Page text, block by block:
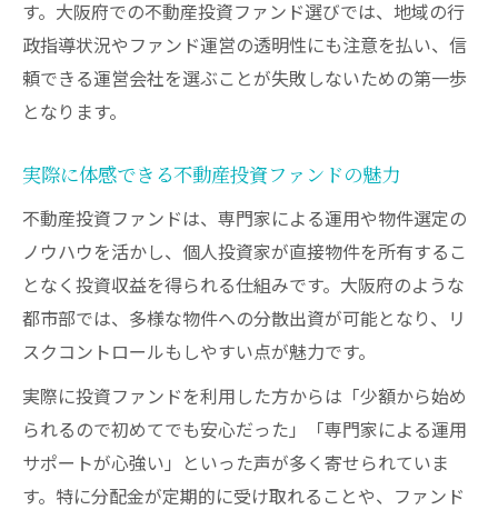
す。大阪府での不動産投資ファンド選びでは、地域の行
政指導状況やファンド運営の透明性にも注意を払い、信
頼できる運営会社を選ぶことが失敗しないための第一歩
となります。
実際に体感できる不動産投資ファンドの魅力
不動産投資ファンドは、専門家による運用や物件選定の
ノウハウを活かし、個人投資家が直接物件を所有するこ
となく投資収益を得られる仕組みです。大阪府のような
都市部では、多様な物件への分散出資が可能となり、リ
スクコントロールもしやすい点が魅力です。
実際に投資ファンドを利用した方からは「少額から始め
られるので初めてでも安心だった」「専門家による運用
サポートが心強い」といった声が多く寄せられていま
す。特に分配金が定期的に受け取れることや、ファンド